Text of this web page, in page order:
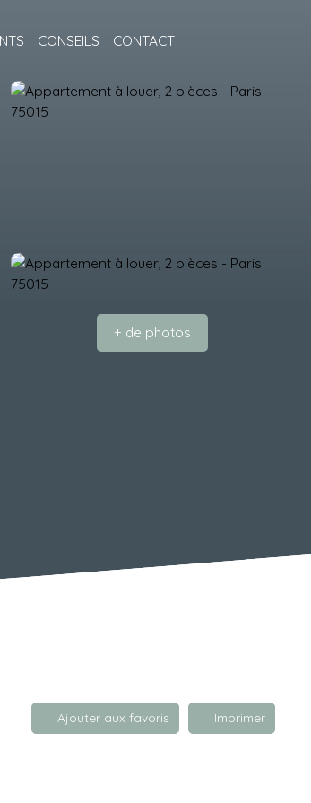
CONSEILS CONTACT
+ de photos
Ajouter aux favoris Imprimer